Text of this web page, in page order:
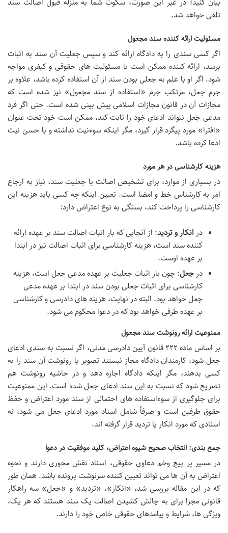
تلقی خواهد شد.
مسئولیت ارائه کننده سند مجعول
اگر کسی سندی را به دادگاه ارائه کند و سپس جعلیت آن سند به اثبات
برسد، ارائه کننده ممکن است با مسئولیت های حقوقی و کیفری مواجه
شود. اگر او با علم به جعلی بودن سند از آن استفاده کرده باشد، علاوه بر
جرم جعل، مرتکب جرم «استفاده از سند مجعول» نیز شده است که
مجازات آن در قانون مجازات اسلامی پیش بینی شده است. حتی اگر فرد
مدعی جعل نتواند ادعای خود را ثابت کند، ممکن است خود تحت عنوان
«افترا» مورد پیگرد قرار گیرد، مگر اینکه سوءنیت نداشته و با حسن نیت
ادعا کرده باشد.
هزینه کارشناسی در هر مورد
در بسیاری از موارد، برای تشخیص اصالت یا جعلیت سند، نیاز به ارجاع
امر به کارشناس خط و امضا است. تعیین اینکه چه کسی باید هزینه این
کارشناسی را پرداخت کند، بستگی به نوع اعتراض دارد:
در انکار و تردید: از آنجایی که بار اثبات اصالت سند بر عهده ارائه
کننده سند است، هزینه کارشناسی برای اثبات اصالت نیز در ابتدا
بر عهده اوست.
در جعل: چون بار اثبات جعلیت بر عهده مدعی جعل است، هزینه
کارشناسی برای اثبات جعلی بودن سند در ابتدا بر عهده مدعی
جعل خواهد بود. البته در نهایت، هزینه های دادرسی و کارشناسی
بر عهده طرفی خواهد بود که در دعوا محکوم می شود.
ممنوعیت ارائه رونوشت سند مجعول
بر اساس ماده ۲۲۲ قانون آیین دادرسی مدنی، اگر نسبت به سندی ادعای
جعل شود، کارمندان دادگاه مجاز نیستند تصویر یا رونوشت آن سند را به
کسی بدهند، مگر اینکه دادگاه اجازه دهد و در حاشیه رونوشت هم
تصریح شود که نسبت به این سند ادعای جعل شده است. این ممنوعیت
برای جلوگیری از سوءاستفاده های احتمالی از سند مورد اعتراض و حفظ
حقوق طرفین است و صرفاً شامل اسناد مورد ادعای جعل می شود، نه
اسنادی که مورد انکار یا تردید قرار گرفته اند.
جمع بندی: انتخاب صحیح شیوه اعتراض، کلید موفقیت در دعوا
در مسیر پر پیچ وخم دعاوی حقوقی، اسناد نقش محوری دارند و نحوه
اعتراض به آن ها می تواند تعیین کننده سرنوشت پرونده باشد. همان طور
که در این مقاله بررسی شد، «انکار»، «تردید» و «جعل» سه راهکار
قانونی مجزا برای به چالش کشیدن اصالت یک سند هستند که هر یک،
ویژگی ها، شرایط و پیامدهای حقوقی خاص خود را دارند.